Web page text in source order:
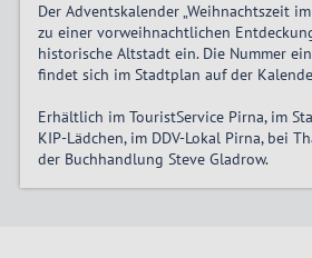
Der Adventskalender „Weihnachtszeit
zu einer vorweihnachtlichen
historische Altstadt ein. Die Nummer
findet sich im Stadtplan auf der
Erhältlich im TouristService Pirna, im
KIP-Lädchen, im DDV-Lokal Pirna, bei
der Buchhandlung Steve Gladrow.